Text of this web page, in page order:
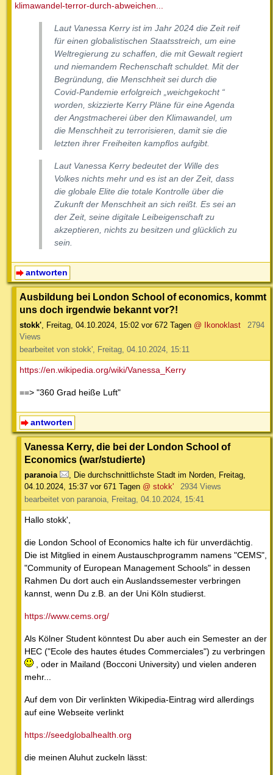
klimawandel-terror-durch-abweichen...
Laut Vanessa Kerry ist im Jahr 2024 die Zeit reif
für einen globalistischen Staatsstreich, um eine
Weltregierung zu schaffen, die mit Gewalt regiert
und niemandem Rechenschaft schuldet. Mit der
Begründung, die Menschheit sei durch die
Covid-Pandemie erfolgreich „weichgekocht “
worden, skizzierte Kerry Pläne für eine Agenda
der Angstmacherei über den Klimawandel, um
die Menschheit zu terrorisieren, damit sie die
letzten ihrer Freiheiten kampflos aufgibt.
Laut Vanessa Kerry bedeutet der Wille des
Volkes nichts mehr und es ist an der Zeit, dass
die globale Elite die totale Kontrolle über die
Zukunft der Menschheit an sich reißt. Es sei an
der Zeit, seine digitale Leibeigenschaft zu
akzeptieren, nichts zu besitzen und glücklich zu
sein.
antworten
Ausbildung bei London School of economics, kommt
uns doch irgendwie bekannt vor?!
stokk' Freitag, 04.10.2024, 15:02 vor 672 Tagen @ Ikonoklast
2794
Views
bearbeitet von stokk', Freitag, 04.10.2024, 15:11
https://en.wikipedia.org/wiki/Vanessa_Kerry
==> "360 Grad heiße Luft"
antworten
Vanessa Kerry, die bei der London School of
Economics (war/studierte)
paranoia Die durchschnittlichste Stadt im Norden Freitag,
04.10.2024, 15:37 vor 671 Tagen @ stokk'
2934 Views
bearbeitet von paranoia, Freitag, 04.10.2024, 15:41
Hallo stokk',
die London School of Economics halte ich für unverdächtig.
Die ist Mitglied in einem Austauschprogramm namens "CEMS",
"Community of European Management Schools" in dessen
Rahmen Du dort auch ein Auslandssemester verbringen
kannst, wenn Du z.B. an der Uni Köln studierst.
https://www.cems.org/
Als Kölner Student könntest Du aber auch ein Semester an der
HEC ("Ecole des hautes études Commerciales") zu verbringen
, oder in Mailand (Bocconi University) und vielen anderen
mehr...
Auf dem von Dir verlinkten Wikipedia-Eintrag wird allerdings
auf eine Webseite verlinkt
https://seedglobalhealth.org
die meinen Aluhut zuckeln lässt: